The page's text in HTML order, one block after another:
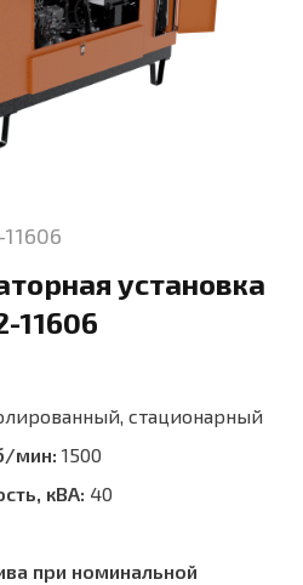
установка
стационарный
мин: 1500
кВА: 40
при номинальной